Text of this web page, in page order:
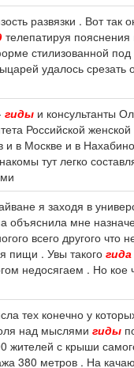
развязки . Вот так
телепатируя
стилизованной
удалось срезать
гиды и консультанты
Российской
и в Москве и в
тут легко
я заходя в
объяснила мне
всего другого что
пищи . Увы такого гида
недосягаем . Но кое
тех конечно у
над мыслями гиды
с крыши
380 метров . На